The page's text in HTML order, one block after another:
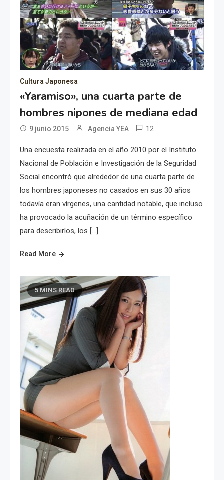
Cultura Japonesa
«Yaramiso», una cuarta parte de
hombres nipones de mediana edad
9 junio 2015 Agencia YEA 12
Una encuesta realizada en el año 2010 por el Instituto
Nacional de Población e Investigación de la Seguridad
Social encontró que alrededor de una cuarta parte de
los hombres japoneses no casados en sus 30 años
todavía eran vírgenes, una cantidad notable, que incluso
ha provocado la acuñación de un término específico
para describirlos, los […]
Read More
5 MINS READ